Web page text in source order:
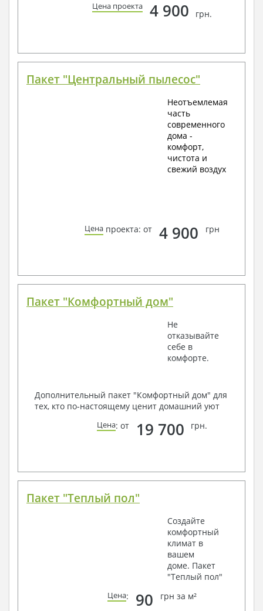
Цена проекта 4 900 грн.
Пакет "Центральный пылесос"
Неотъемлемая
часть
современного
дома -
комфорт,
чистота и
свежий воздух
Цена проекта: от 4 900 грн
Пакет "Комфортный дом"
Не
отказывайте
себе в
комфорте.
Дополнительный пакет "Комфортный дом" для
тех, кто по-настоящему ценит домашний уют
Цена: от 19 700 грн.
Пакет "Теплый пол"
Создайте
комфортный
климат в
вашем
доме. Пакет
"Теплый пол"
Цена: 90 грн за м²